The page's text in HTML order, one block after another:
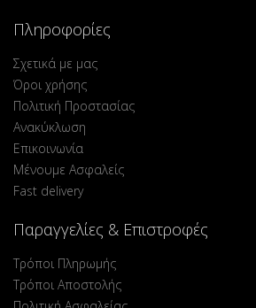
Πληροφορίες
Σχετικά με μας
Όροι χρήσης
Πολιτική Προστασίας
Ανακύκλωση
Επικοινωνία
Μένουμε Ασφαλείς
Fast delivery
Παραγγελίες & Επιστροφές
Τρόποι Πληρωμής
Τρόποι Αποστολής